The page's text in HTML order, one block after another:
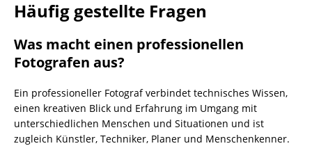
Häufig gestellte Fragen
Was macht einen professionellen
Fotografen aus?
Ein professioneller Fotograf verbindet technisches Wissen,
einen kreativen Blick und Erfahrung im Umgang mit
unterschiedlichen Menschen und Situationen und ist
zugleich Künstler, Techniker, Planer und Menschenkenner.